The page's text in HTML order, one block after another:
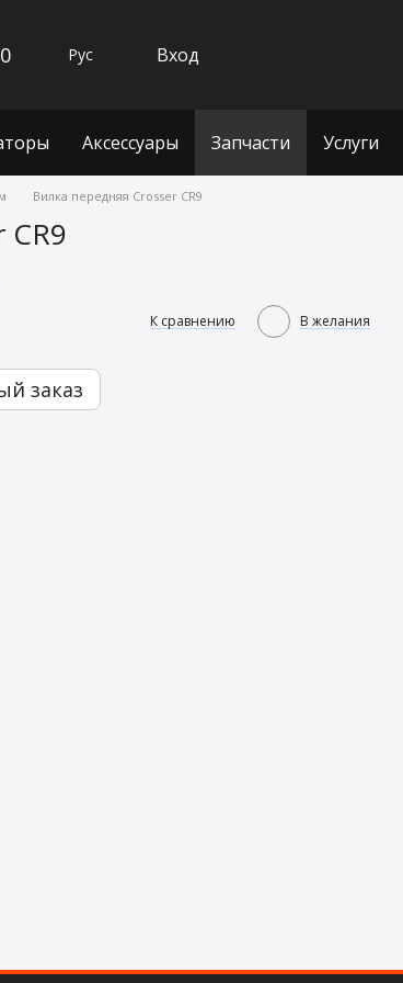
Рус Вход
Аксессуары Запчасти Услуги
Вилка передняя Crosser CR9
CR9
К сравнению В желания
заказ